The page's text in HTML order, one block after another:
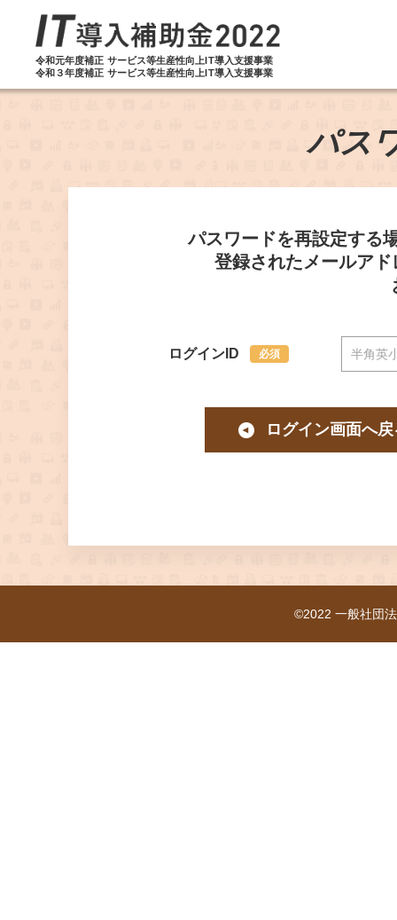
令和元年度補正 サービス等生産性向上IT導入支援事業
令和３年度補正 サービス等生産性向上IT導入支援事業
パス
パスワードを再設定する
登録されたメールア
ログインID 必須
ログイン画面へ戻
©2022 一般社団